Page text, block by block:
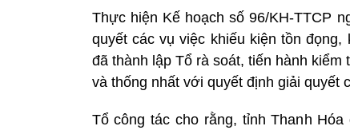
Thực hiện Kế hoạch số 96/KH-TTCP
quyết các vụ việc khiếu kiện tồn
đã thành lập Tổ rà soát, tiến hành
và thống nhất với quyết định giải quyết
Tổ công tác cho rằng, tỉnh Thanh